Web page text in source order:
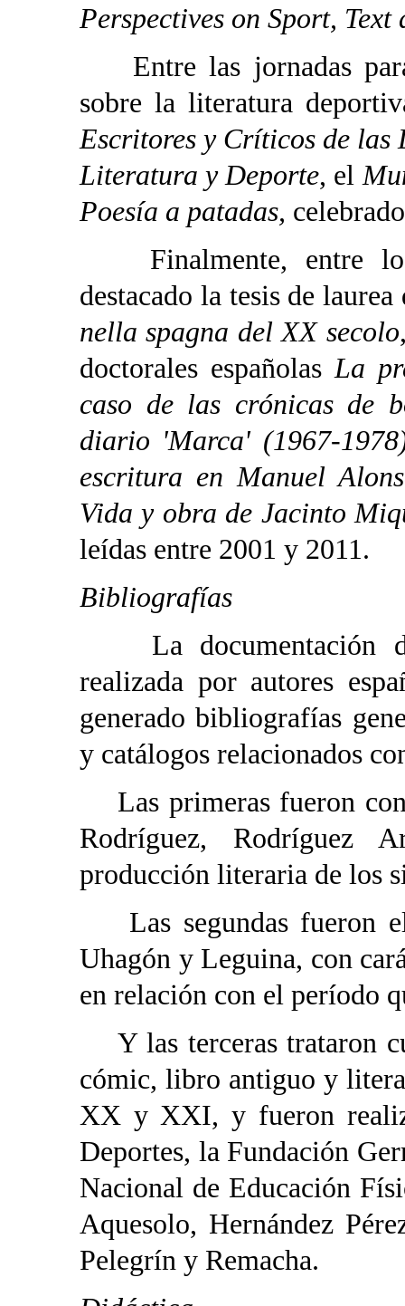
Perspectives on Sport, Text
Entre las jornadas
sobre la literatura
Escritores y Críticos de las
Literatura y Deporte, el
Poesía a patadas,
Finalmente, entre los
destacado la tesis de
nella spagna del XX secolo
doctorales españolasLa
caso de las crónicas de
diario 'Marca' (1967-
escritura en Manuel
Vida y obra de Jacinto
leídas entre 2001 y 2011.
Bibliografías
La documentación
realizada por autores
generado bibliografías
y catálogos relacionados
Las primeras fueron
Rodríguez, Rodríguez
producción literaria de
Las segundas fueron
Uhagón y Leguina, con
en relación con el período
Y las terceras trataron
cómic, libro antiguo y
XX y XXI, y fueron
Deportes, la Fundación
Nacional de Educación
Aquesolo, Hernández
Pelegrín y Remacha.